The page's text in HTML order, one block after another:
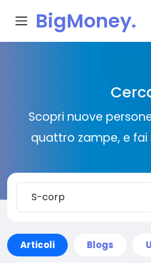
BigMoney.
Scopri nuove
quattro zampe, e fai
Articoli Blogs